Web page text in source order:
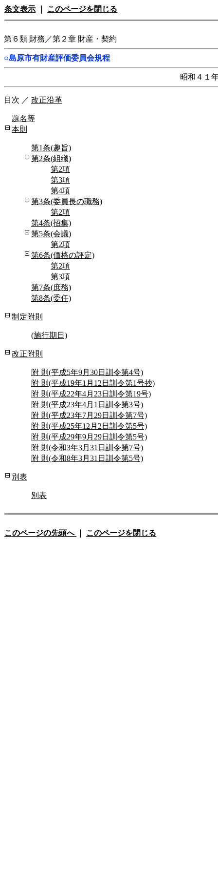
条文表示 このページを閉じる
第６類 財務／第２章 財産・契約
○島原市有財産評価委員会規程
昭和４１
目次 ／ 改正沿革
題名等
本則
第1条(趣旨)
第2条(組織)
第2項
第3項
第4項
第3条(委員長の職務)
第2項
第4条(招集)
第5条(会議)
第2項
第6条(価格の評定)
第2項
第3項
第7条(庶務)
第8条(委任)
制定附則
(施行期日)
改正附則
附 則(平成5年9月30日訓令第4号)
附 則(平成19年1月12日訓令第1号抄)
附 則(平成22年4月23日訓令第19号)
附 則(平成23年4月1日訓令第3号)
附 則(平成23年7月29日訓令第7号)
附 則(平成25年12月2日訓令第5号)
附 則(平成29年9月29日訓令第5号)
附 則(令和3年3月31日訓令第7号)
附 則(令和8年3月31日訓令第5号)
別表
別表
このページの先頭へ このページを閉じる